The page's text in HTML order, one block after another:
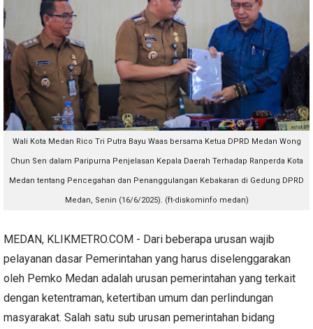
Wali Kota Medan Rico Tri Putra Bayu Waas bersama Ketua DPRD Medan Wong
Chun Sen dalam Paripurna Penjelasan Kepala Daerah Terhadap Ranperda Kota
Medan tentang Pencegahan dan Penanggulangan Kebakaran di Gedung DPRD
Medan, Senin (16/6/2025). (ft-diskominfo medan)
MEDAN, KLIKMETRO.COM - Dari beberapa urusan wajib
pelayanan dasar Pemerintahan yang harus diselenggarakan
oleh Pemko Medan adalah urusan pemerintahan yang terkait
dengan ketentraman, ketertiban umum dan perlindungan
masyarakat. Salah satu sub urusan pemerintahan bidang